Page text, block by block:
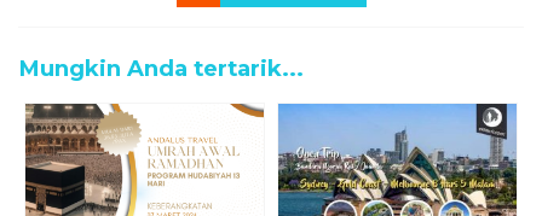
Mungkin Anda tertarik...